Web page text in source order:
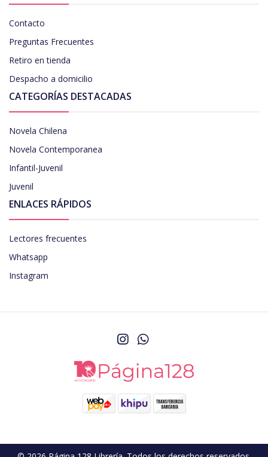
Contacto
Preguntas Frecuentes
Retiro en tienda
Despacho a domicilio
CATEGORÍAS DESTACADAS
Novela Chilena
Novela Contemporanea
Infantil-Juvenil
Juvenil
ENLACES RÁPIDOS
Lectores frecuentes
Whatsapp
Instagram